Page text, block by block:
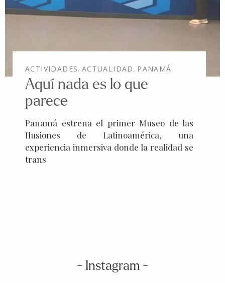
ACTIVIDADES, ACTUALIDAD, PANAMÁ
Aquí nada es lo que
parece
Panamá estrena el primer Museo de las
Ilusiones de Latinoamérica, una
experiencia inmersiva donde la realidad se
trans
- Instagram -